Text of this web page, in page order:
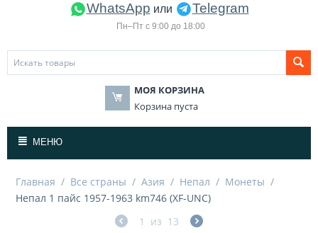
WhatsApp или Telegram
Пн–Пт с 9:00 до 18:00
МОЯ КОРЗИНА
Корзина пуста
МЕНЮ
Главная / Все страны / Азия / Непал / Монеты /
Непал 1 пайс 1957-1963 km746 (XF-UNC)
1
из 13